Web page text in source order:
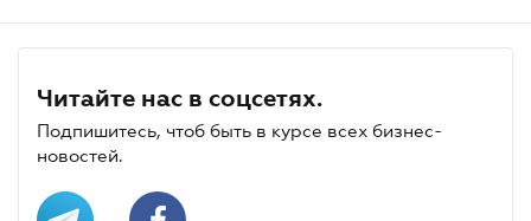
Читайте нас в соцсетях.
Подпишитесь, чтоб быть в курсе всех бизнес-
новостей.